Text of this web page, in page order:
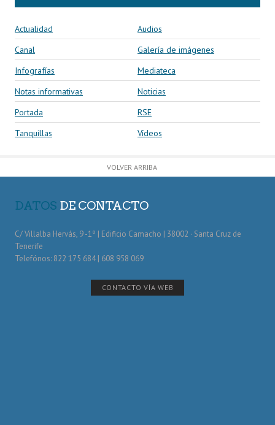
Actualidad
Audios
Canal
Galería de imágenes
Infografías
Mediateca
Notas informativas
Noticias
Portada
RSE
Tanquillas
Vídeos
VOLVER ARRIBA
DATOS DE CONTACTO
C/ Villalba Hervás, 9 -1º | Edificio Camacho | 38002 · Santa Cruz de
Tenerife
Telefónos: 822 175 684 | 608 958 069
CONTACTO VÍA WEB